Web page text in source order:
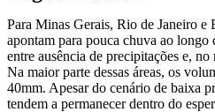
Para Minas Gerais, Rio de Janeiro e
apontam para pouca chuva ao
entre ausência de precipitações e,
Na maior parte dessas áreas, os
40mm. Apesar do cenário de baixa
tendem a permanecer dentro do